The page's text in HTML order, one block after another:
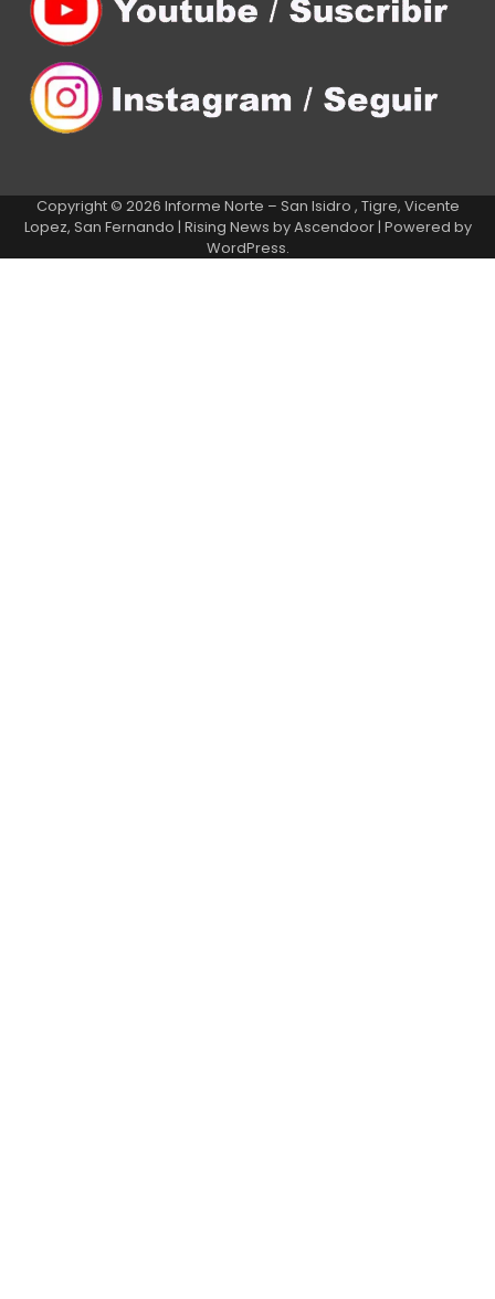
Copyright © 2026 Informe Norte – San Isidro , Tigre, Vicente
Lopez, San Fernando | Rising News byAscendoor| Powered by
WordPress.